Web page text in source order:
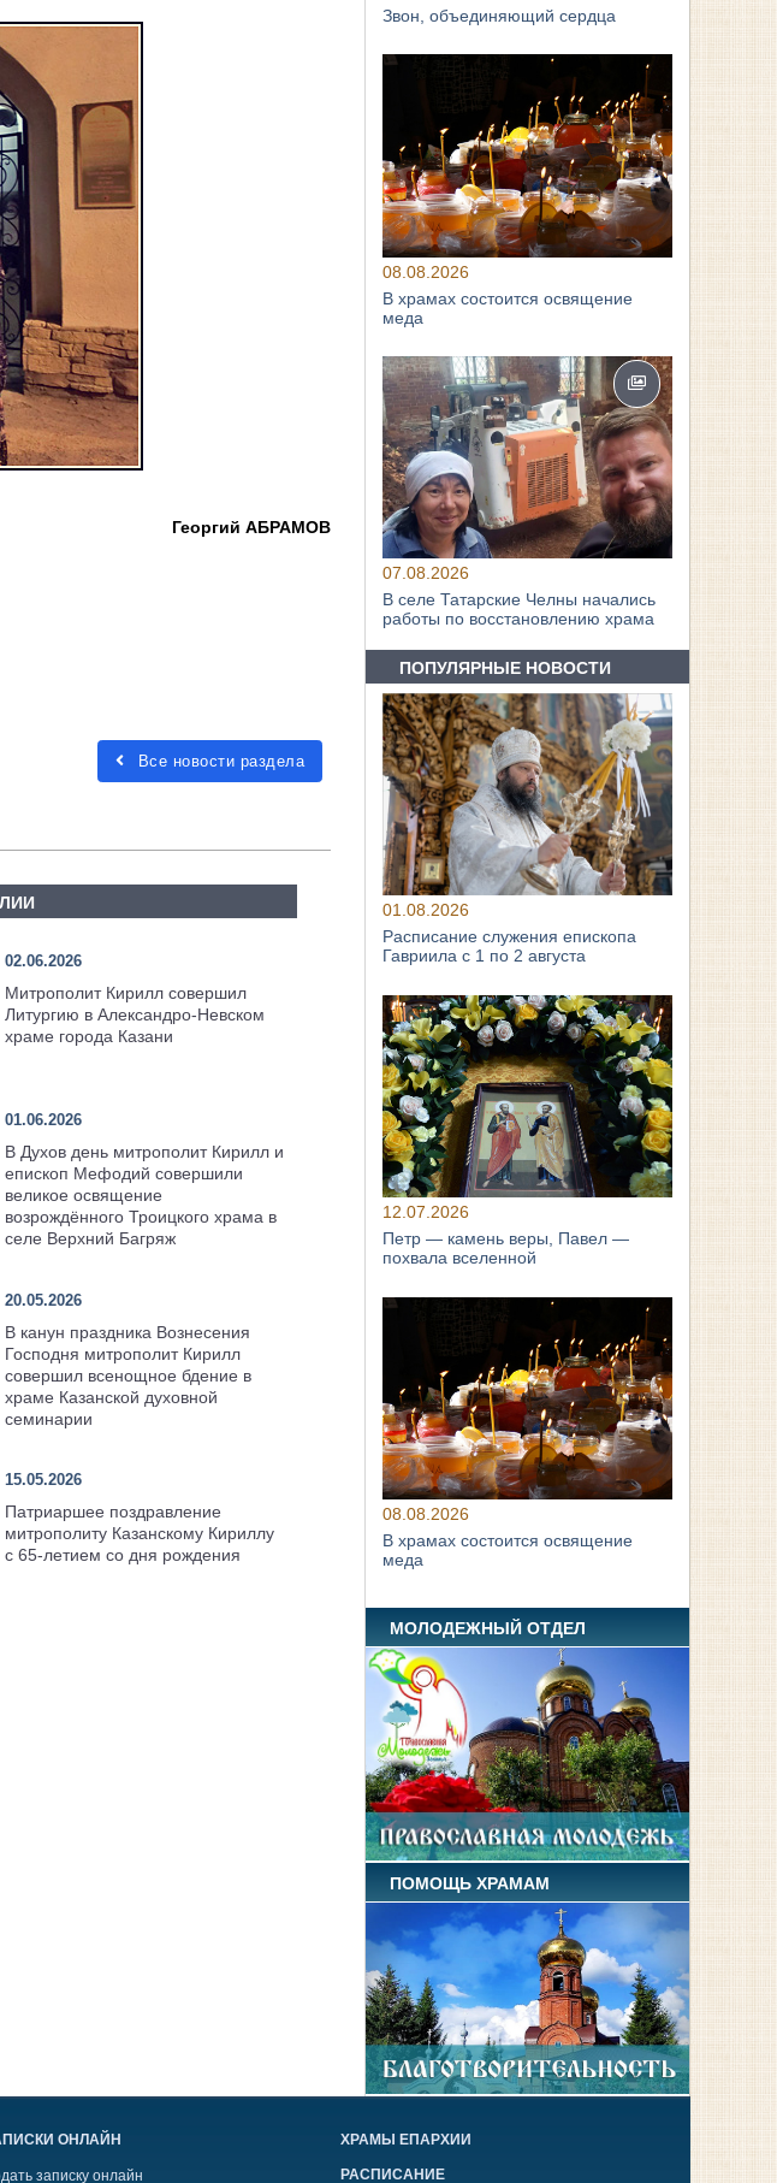
Георгий АБРАМОВ
Все новости раздела
02.06.2026
Митрополит Кирилл совершил
Литургию в Александро-Невском
храме города Казани
01.06.2026
В Духов день митрополит Кирилл и
епископ Мефодий совершили
великое освящение
возрождённого Троицкого храма в
селе Верхний Багряж
20.05.2026
В канун праздника Вознесения
Господня митрополит Кирилл
совершил всенощное бдение в
храме Казанской духовной
семинарии
15.05.2026
Патриаршее поздравление
митрополиту Казанскому Кириллу
с 65-летием со дня рождения
Звон, объединяющий сердца
08.08.2026
В храмах состоится освящение
меда
07.08.2026
В селе Татарские Челны начались
работы по восстановлению храма
ПОПУЛЯРНЫЕ НОВОСТИ
01.08.2026
Расписание служения епископа
Гавриила с 1 по 2 августа
12.07.2026
Петр — камень веры, Павел —
похвала вселенной
08.08.2026
В храмах состоится освящение
меда
МОЛОДЕЖНЫЙ ОТДЕЛ
ПОМОЩЬ ХРАМАМ
ОНЛАЙН
записку онлайн
ХРАМЫ ЕПАРХИИ
РАСПИСАНИЕ